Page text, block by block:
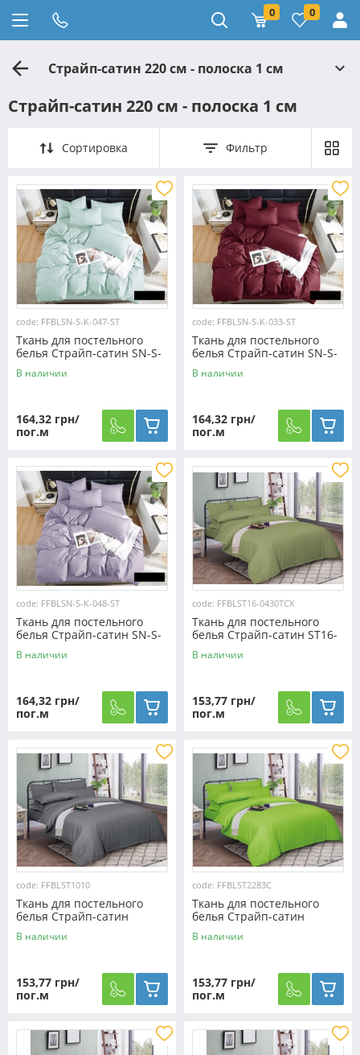
0 0
Страйп-сатин 220 см - полоска 1 см
Страйп-сатин 220 см - полоска 1 см
Сортировка Фильтр
code: FFBLSN-S-K-047-ST
Ткань для постельного
белья Страйп-сатин SN-S-
K-047-ST (50м)
В наличии
164,32 грн/
пог.м
code: FFBLSN-S-K-033-ST
Ткань для постельного
белья Страйп-сатин SN-S-
K-033-ST (50м)
В наличии
164,32 грн/
пог.м
code: FFBLSN-S-K-048-ST
Ткань для постельного
белья Страйп-сатин SN-S-
K-048-ST (50м)
В наличии
164,32 грн/
пог.м
code: FFBLST16-0430TCX
Ткань для постельного
белья Страйп-сатин ST16-
0430TCX (50м)
В наличии
153,77 грн/
пог.м
code: FFBLST1010
Ткань для постельного
белья Страйп-сатин
ST1010 (50м)
В наличии
153,77 грн/
пог.м
code: FFBLST2283C
Ткань для постельного
белья Страйп-сатин
ST2283C (50м)
В наличии
153,77 грн/
пог.м